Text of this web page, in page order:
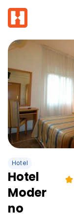
Hotel
Hotel
Moder
no